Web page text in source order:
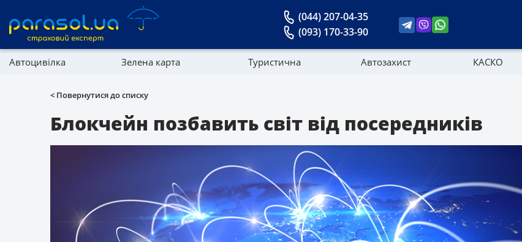
(044) 207-04-35
(093) 170-33-90
Автоцивілка Зелена карта Туристична Автозахист КАСКО
Новини
< Повернутися до списку
Блокчейн позбавить світ від посередників